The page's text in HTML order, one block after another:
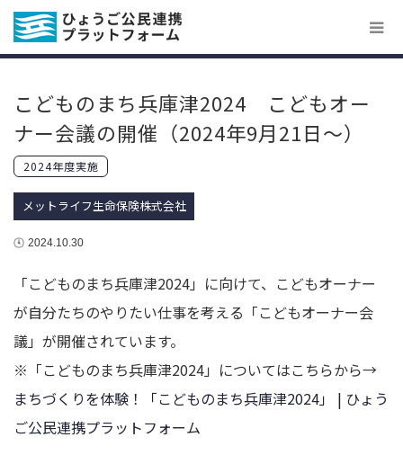
こどものまち兵庫津2024 こどもオー
ナー会議の開催（2024年9月21日～）
2024年度実施
メットライフ生命保険株式会社
2024.10.30
「こどものまち兵庫津2024」に向けて、こどもオーナー
が自分たちのやりたい仕事を考える「こどもオーナー会
議」が開催されています。
※「こどものまち兵庫津2024」についてはこちらから→
まちづくりを体験！「こどものまち兵庫津2024」 | ひょう
ご公民連携プラットフォーム